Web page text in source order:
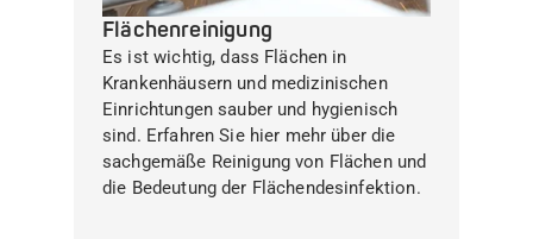
Flächenreinigung
Es ist wichtig, dass Flächen in
Krankenhäusern und medizinischen
Einrichtungen sauber und hygienisch
sind. Erfahren Sie hier mehr über die
sachgemäße Reinigung von Flächen und
die Bedeutung der Flächendesinfektion.